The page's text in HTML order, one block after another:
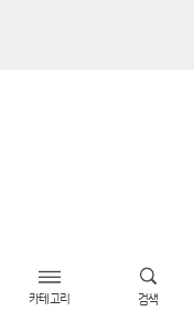
카테고리 검색